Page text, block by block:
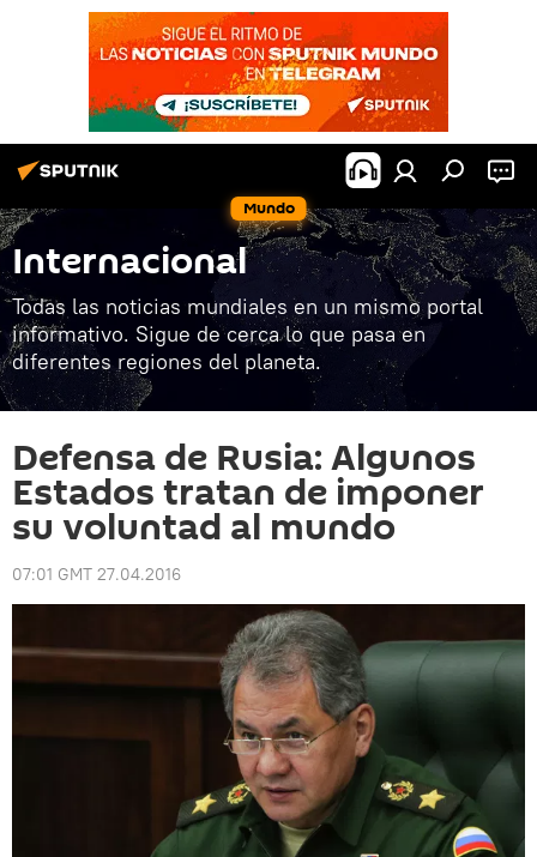
Mundo
Internacional
Todas las noticias mundiales en un mismo portal
informativo. Sigue de cerca lo que pasa en
diferentes regiones del planeta.
Defensa de Rusia: Algunos
Estados tratan de imponer
su voluntad al mundo
07:01 GMT 27.04.2016